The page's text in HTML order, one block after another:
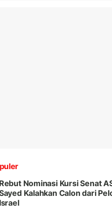
Rebut Nominasi Kursi Senat
Kalahkan Calon dari
Israel